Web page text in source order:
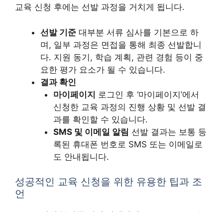
교육 신청 후에는 선발 과정을 거치게 됩니다.
선발 기준 대부분 서류 심사를 기본으로 하
며, 일부 과정은 면접을 통해 최종 선발합니
다. 지원 동기, 학습 계획, 관련 경험 등이 중
요한 평가 요소가 될 수 있습니다.
결과 확인
마이페이지 로그인 후 ‘마이페이지’에서
신청한 교육 과정의 진행 상황 및 선발 결
과를 확인할 수 있습니다.
SMS 및 이메일 알림 선발 결과는 보통 등
록된 휴대폰 번호로 SMS 또는 이메일로
도 안내됩니다.
성공적인 교육 신청을 위한 유용한 팁과 조
언